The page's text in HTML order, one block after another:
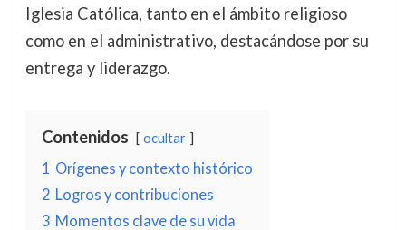
Iglesia Católica, tanto en el ámbito religioso
como en el administrativo, destacándose por su
entrega y liderazgo.
Contenidos ocultar
1 Orígenes y contexto histórico
2 Logros y contribuciones
3 Momentos clave de su vida